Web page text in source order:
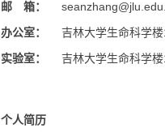
邮 箱：
办公室：
吉林大学生命科学
实验室：
吉林大学生命科学
个人简历